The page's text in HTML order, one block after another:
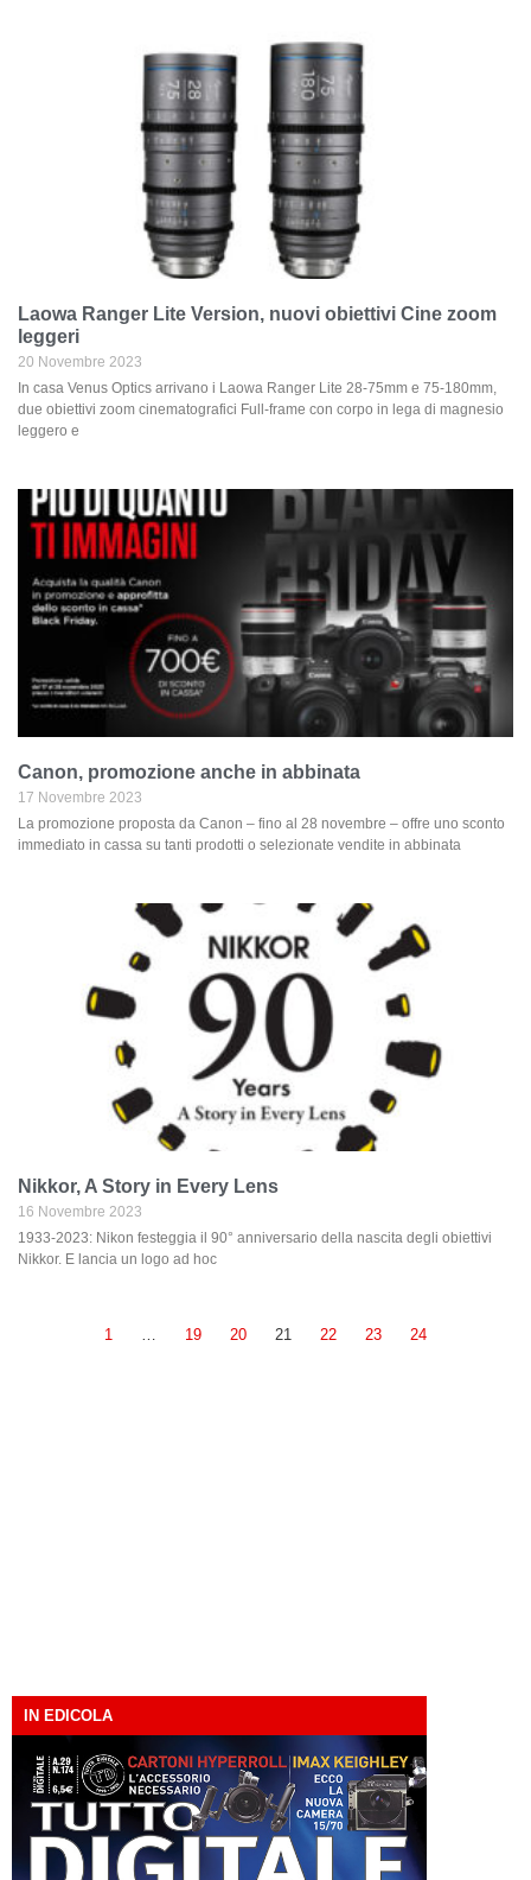
Laowa Ranger Lite Version, nuovi obiettivi Cine zoom
leggeri
20 Novembre 2023
In casa Venus Optics arrivano i Laowa Ranger Lite 28-75mm e 75-180mm,
due obiettivi zoom cinematografici Full-frame con corpo in lega di magnesio
leggero e
Canon, promozione anche in abbinata
17 Novembre 2023
La promozione proposta da Canon – fino al 28 novembre – offre uno sconto
immediato in cassa su tanti prodotti o selezionate vendite in abbinata
Nikkor, A Story in Every Lens
16 Novembre 2023
1933-2023: Nikon festeggia il 90° anniversario della nascita degli obiettivi
Nikkor. E lancia un logo ad hoc
1 … 19 20 21 22 23 24
IN EDICOLA